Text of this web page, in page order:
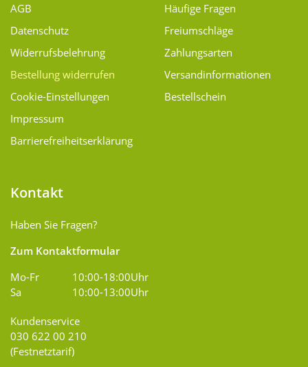
AGB
Datenschutz
Widerrufsbelehrung
Bestellung widerrufen
Cookie-Einstellungen
Impressum
Barrierefreiheitserklärung
Häufige Fragen
Freiumschläge
Zahlungsarten
Versand­informationen
Bestellschein
Kontakt
Haben Sie Fragen?
Zum Kontaktformular
Mo-Fr
10:00-18:00Uhr
Sa
10:00-13:00Uhr
Kundenservice
030 622 00 210
(Festnetztarif)